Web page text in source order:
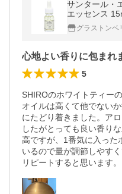
サンタール・
エッセンス
イル Senteur
グラストンベ
心地よい香りに包まれ
5
SHIROのホワイトティー
オイルは高くて他でない
にたどり着きました。ア
したがとっても良い香り
高ですが、1番気に入った
いるので量が調節しやす